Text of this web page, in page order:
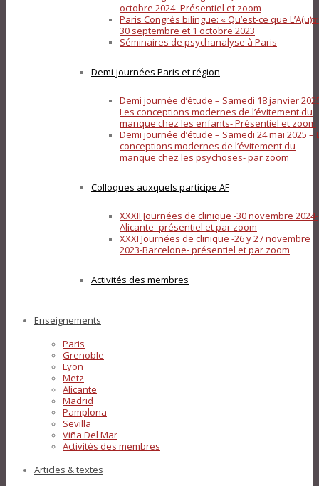
octobre 2024- Présentiel et zoom
Paris Congrès bilingue: « Qu’est-ce que
30 septembre et 1 octobre 2023
Séminaires de psychanalyse à Paris
Demi-journées Paris et région
Demi journée d’étude – Samedi 18 janvier
Les conceptions modernes de l’évitement du
manque chez les enfants- Présentiel et zoom
Demi journée d’étude – Samedi 24 mai 2025 –
conceptions modernes de l’évitement du
manque chez les psychoses- par zoom
Colloques auxquels participe AF
XXXII Journées de clinique -30 novembre 2024-
Alicante- présentiel et par zoom
XXXI Journées de clinique -26 y 27 novembre
2023-Barcelone- présentiel et par zoom
Activités des membres
Enseignements
Paris
Grenoble
Lyon
Metz
Alicante
Madrid
Pamplona
Sevilla
Viña Del Mar
Activités des membres
Articles & textes